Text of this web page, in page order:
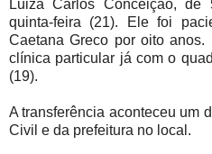
Luiza Carlos Conceição,
quinta-feira (21). Ele foi
Caetana Greco por oito
clínica particular já com o
(19).
A transferência aconteceu um
Civil e da prefeitura no local.